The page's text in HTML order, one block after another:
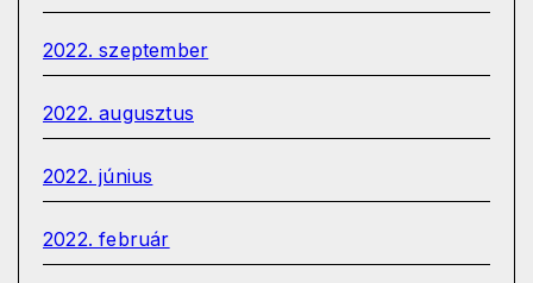
2022. szeptember
2022. augusztus
2022. június
2022. február